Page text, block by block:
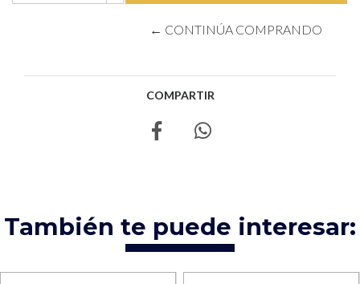
← CONTINÚA COMPRANDO
COMPARTIR
También te puede interesar: